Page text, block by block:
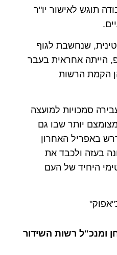
תוגש לאישור יו"ר
שנחשבת לגוף
הייתה אחראית בעבר
הקמת הרשות
סמכויות למועצה
יותר שבו גם
באפריל האחרון
בעזה ולכבד את
היחיד של העם
ומנכ"ל רשות השידור